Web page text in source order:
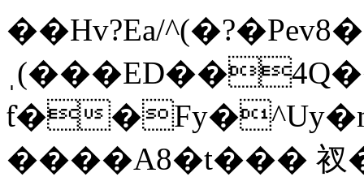
��Hv?Ea/^(�?�Pev8�
ƭ�
����A8�t��� 衩